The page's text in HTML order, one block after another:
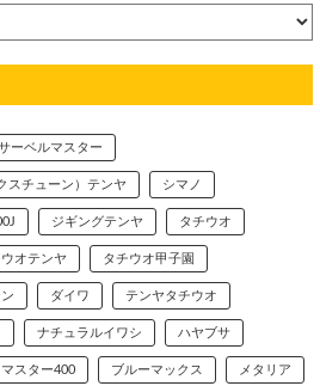
ーベルマスター
スチューン）テンヤ シマノ
ジギングテンヤ タチウオ
オテンヤ タチウオ甲子園
ダイワ テンヤタチウオ
ナチュラルイワシ ハヤブサ
スター400 ブルーマックス メタリア